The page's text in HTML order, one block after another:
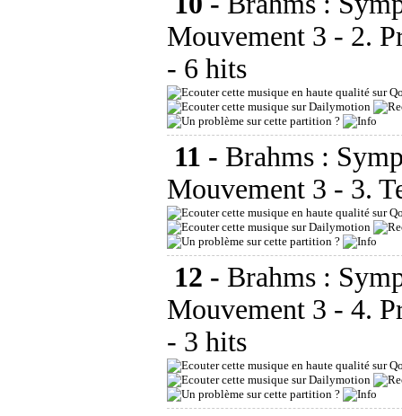
Mouvement 3 - 2.
- 6 hits
11 - Brahms :
Mouvement 3 - 3.
12 - Brahms :
Mouvement 3 - 4.
- 3 hits